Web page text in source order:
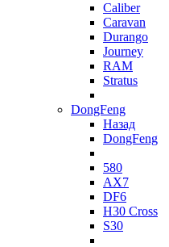
Caliber
Caravan
Durango
Journey
RAM
Stratus
DongFeng
Назад
DongFeng
580
AX7
DF6
H30 Cross
S30